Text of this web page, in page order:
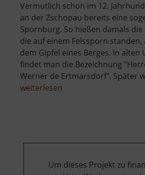
Vermutlich schon im 12.
an der Zschopau bereits eine
Spornburg. So hießen damals
die auf einem Felssporn
dem Gipfel eines Berges. In alten
findet man die Bezeichnung
Werner de Ertmarsdorf". Später
weiterlesen
Um dieses Projekt zu